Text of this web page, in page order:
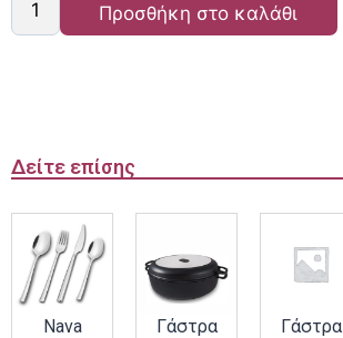
Προσθήκη στο καλάθι
Δείτε επίσης
Nava
Γάστρα
Γάστρα